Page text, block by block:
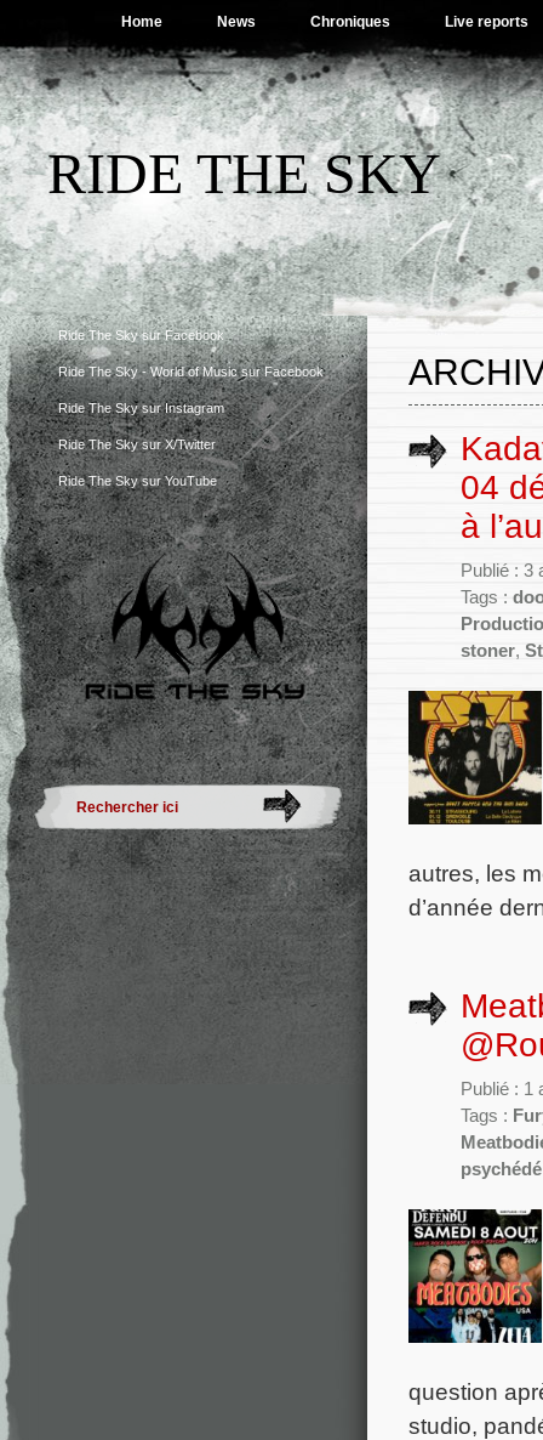
Home News Chroniques Live reports
RIDE THE SKY
Ride The Sky sur Facebook
Ride The Sky - World of Music sur Facebook
Ride The Sky sur Instagram
Ride The Sky sur X/Twitter
Ride The Sky sur YouTube
04
à
Publié : 3
Tags :
stoner,
autres, les
d’année
Publié : 1
Tags :
question
studio,